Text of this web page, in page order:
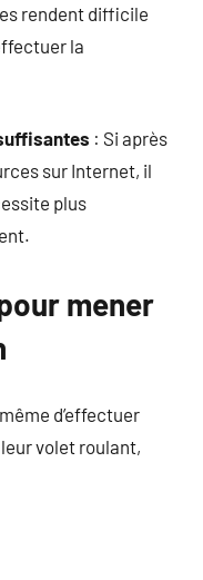
rendent difficile
la
: Si après
sur Internet, il
plus
mener
d’effectuer
volet roulant,